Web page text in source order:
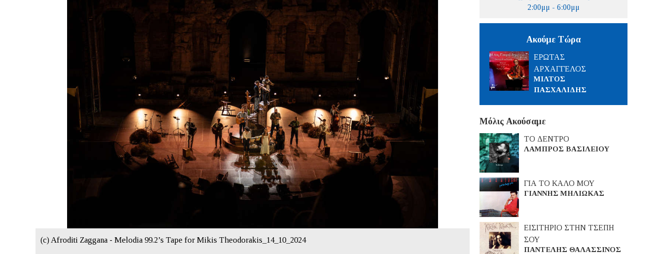
(c) Afroditi Zaggana - Melodia 99.2’s Tape for Mikis Theodorakis_14_10_2024
2:00μμ - 6:00μμ
Ακούμε Τώρα
ΕΡΩΤΑΣ
ΑΡΧΑΓΓΕΛΟΣ
ΜΙΛΤΟΣ
ΠΑΣΧΑΛΙΔΗΣ
Μόλις Ακούσαμε
ΤΟ ΔΕΝΤΡΟ
ΛΑΜΠΡΟΣ ΒΑΣΙΛΕΙΟΥ
ΓΙΑ ΤΟ ΚΑΛΟ ΜΟΥ
ΓΙΑΝΝΗΣ ΜΗΛΙΩΚΑΣ
ΕΙΣΙΤΗΡΙΟ ΣΤΗΝ ΤΣΕΠΗ
ΣΟΥ
ΠΑΝΤΕΛΗΣ ΘΑΛΑΣΣΙΝΟΣ